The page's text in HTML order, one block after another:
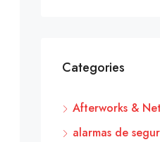
Categories
Afterworks &
alarmas de